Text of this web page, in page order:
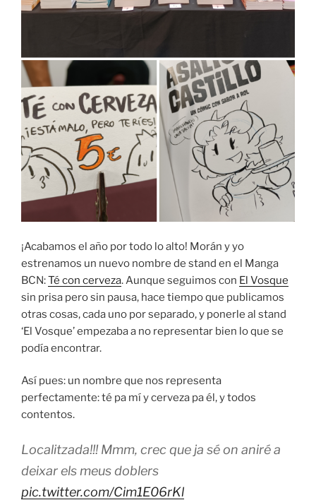
¡Acabamos el año por todo lo alto! Morán y yo
estrenamos un nuevo nombre de stand en el Manga
BCN:Té con cerveza. Aunque seguimos con El Vosque
sin prisa pero sin pausa, hace tiempo que publicamos
otras cosas, cada uno por separado, y ponerle al stand
‘El Vosque’ empezaba a no representar bien lo que se
podía encontrar.
Así pues: un nombre que nos representa
perfectamente: té pa mí y cerveza pa él, y todos
contentos.
Localitzada!!! Mmm, crec que ja sé on aniré a
deixar els meus doblers
pic.twitter.com/Cim1E06rKl